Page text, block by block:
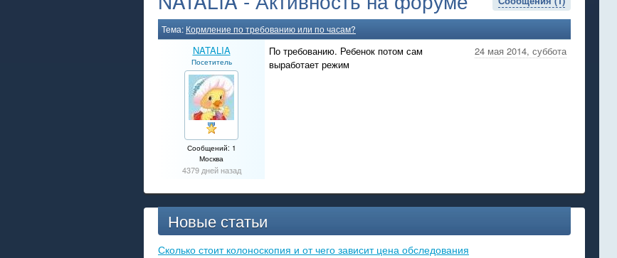
Тема: Кормление по требованию или по часам?
NATALIA
Посетитель
Сообщений: 1
Москва
4379 дней назад
24 мая 2014, суббота
По требованию. Ребенок потом сам
выработает режим
Новые статьи
Сколько стоит колоноскопия и от чего зависит цена обследования